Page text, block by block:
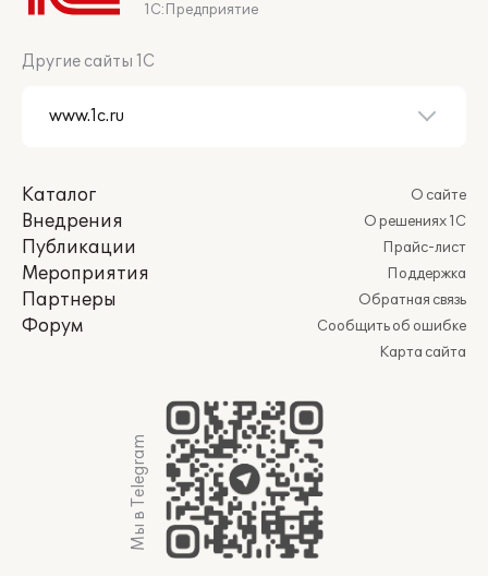
1С:Предприятие
Другие сайты 1С
Каталог
Внедрения
Публикации
Мероприятия
Партнеры
Форум
О сайте
О решениях 1С
Прайс-лист
Поддержка
Обратная связь
Сообщить об ошибке
Карта сайта
Мы в Telegram